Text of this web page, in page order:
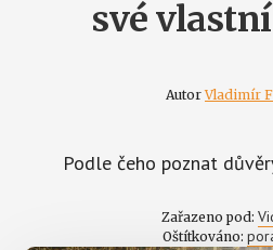
své
AutorVladimír
Podle čeho poznat
Zařazeno pod:
Oštítkováno: